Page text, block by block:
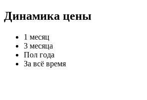
Динамика цены
1 месяц
3 месяца
Пол года
За всё время